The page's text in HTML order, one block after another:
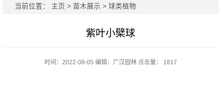
当前位置： 主页 >苗木展示 >球类植物
紫叶小檗球
时间：2022-08-05 编辑： 广汉园林 点击量： 1817